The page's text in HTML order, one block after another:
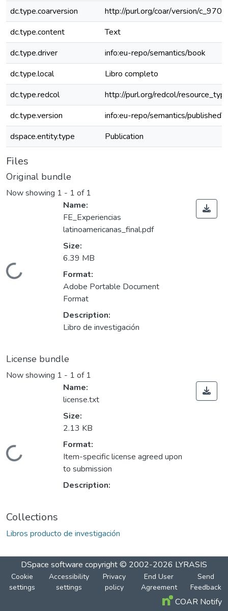
dc.type.coarversion
http://purl.org/coar/version/
dc.type.content
Text
dc.type.driver
info:eu-repo/semantics/book
dc.type.local
Libro completo
dc.type.redcol
http://purl.org/redcol/
dc.type.version
info:eu-repo/semantics/
dspace.entity.type
Publication
Files
Original bundle
Now showing 1 - 1 of 1
Loading...
Name:
FE_Experiencias
latinoamericanas_final.pdf
Size:
6.39 MB
Format:
Adobe Portable Document
Format
Description:
Libro de investigación
License bundle
Now showing 1 - 1 of 1
Loading...
Name:
license.txt
Size:
2.13 KB
Format:
Item-specific license agreed upon
to submission
Description:
Collections
Libros producto de investigación
DSpace software copyright © 2002-2026 LYRASIS
Cookie
settings
Accessibility
settings
Privacy
policy
End User
Agreement
Send
Feedback
COAR Notify